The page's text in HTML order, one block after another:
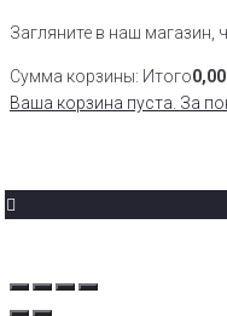
Загляните в наш магазин,
Сумма корзины: Итого0,00
Ваша корзина пуста. За